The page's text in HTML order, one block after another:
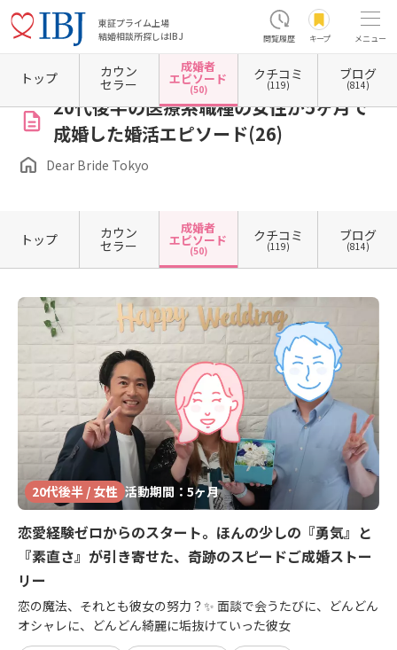
東証プライム上場
結婚相談所探しはIBJ
閲覧履歴 キープ メニュー
ホーム 東京都の結婚相談所 東京都目黒区 Dear Bride Tokyo 成婚者エピソード一覧
20代後半の医療系職種の女性が5ヶ月で
成婚した婚活エピソード(26)
Dear Bride Tokyo
トップ カウン
セラー
成婚者
エピソード
(50)
クチコミ
(119)
ブログ
(814)
トップ カウン
セラー
成婚者
エピソード
(50)
クチコミ
(119)
ブログ
(814)
20代後半 / 女性 活動期間：5ヶ月
恋愛経験ゼロからのスタート。ほんの少しの『勇気』と
『素直さ』が引き寄せた、奇跡のスピードご成婚ストー
リー
恋の魔法、それとも彼女の努力？✨ 面談で会うたびに、どんどん
オシャレに、どんどん綺麗に垢抜けていった彼女